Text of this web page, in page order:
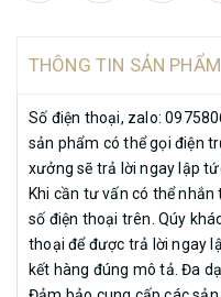
THÔNG TIN SẢN PHẨM
Số điện thoại, zalo:
sản phẩm có thể gọi điện
xưởng sẽ trả lời ngay lập
Khi cần tư vấn có thể
số điện thoại trên. Qúy
thoại để được trả lời ngay
kết hàng đúng mô tả. Đa